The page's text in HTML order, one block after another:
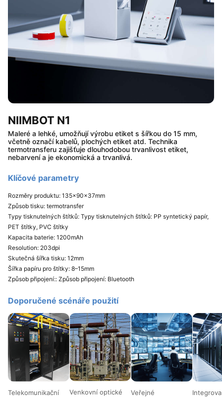
NIIMBOT N1
Maleré a lehké, umožňují výrobu etiket s šířkou do 15 mm,
včetně označí kabelů, plochých etiket atd. Technika
termotransferu zajišťuje dlouhodobou trvanlivost etiket,
nebarvení a je ekonomická a trvanlivá.​
Klíčové parametry​
Rozměry produktu​: 135×90×37mm
Způsob tisku: termotransfer​
Typy tisknutelných štítků: Typy tisknutelných štítků: PP syntetický papír,
PET štítky, PVC štítky
Kapacita baterie​: 1200mAh
Resolution: 203dpi
Skutečná šířka tisku​: 12mm
Šířka papíru pro štítky: 8–15mm
Způsob připojení:: Způsob připojení: Bluetooth​
Doporučené scénáře použití​
Telekomunikační
Venkovní optické
Veřejné